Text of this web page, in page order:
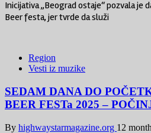
Inicijativa „Beograd ostaje“ pozvala je
Beer festa, jer tvrde da služi
Region
Vesti iz muzike
SEDAM DANA DO
BEER FESTa 2025 –
By highwaystarmagazine.org 12